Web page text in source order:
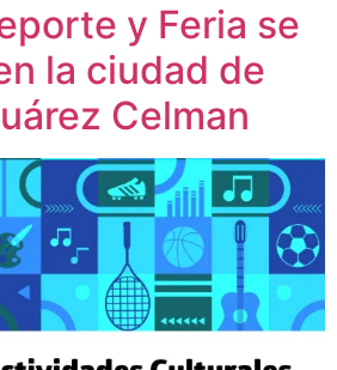
y Feria se
la ciudad de
Celman